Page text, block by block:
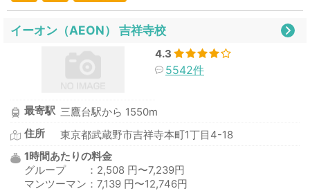
イーオン（AEON） 吉祥寺校
4.3
5542件
最寄駅 三鷹台駅から 1550m
住所
東京都武蔵野市吉祥寺本町1丁目4-18
1時間あたりの料金
グループ ：2,508 円〜7,239円
マンツーマン：7,139 円〜12,746円